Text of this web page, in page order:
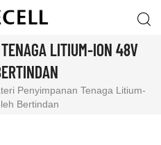
LITIUM-ION 48V
Penyimpanan Tenaga Litium-
Bertindan